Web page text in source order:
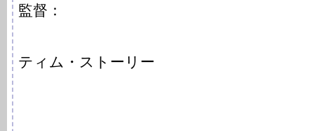
監督：
ティム・ストーリー